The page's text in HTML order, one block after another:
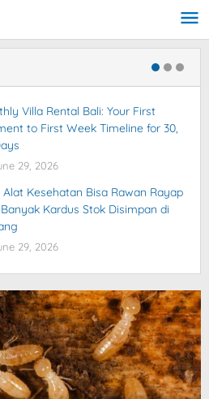
Villa Rental Bali: Your First
to First Week Timeline for 30,
29, 2026
Alat Kesehatan Bisa Rawan Rayap
Kardus Stok Disimpan di
29, 2026